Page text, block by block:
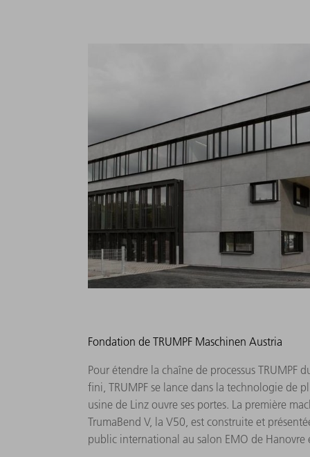
Fondation de TRUMPF Maschinen Austria
Pour étendre la chaîne de processus
fini, TRUMPF se lance dans la technologie de
usine de Linz ouvre ses portes. La première
TrumaBend V, la V50, est construite et
public international au salon EMO de Hanovre